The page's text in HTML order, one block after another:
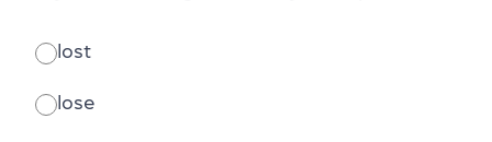
lost
lose